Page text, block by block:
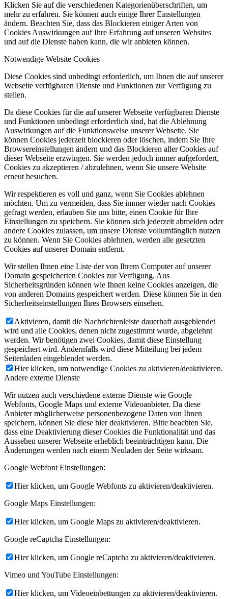
Klicken Sie auf die verschiedenen Kategorienüberschriften, um
mehr zu erfahren. Sie können auch einige Ihrer Einstellungen
ändern. Beachten Sie, dass das Blockieren einiger Arten von
Cookies Auswirkungen auf Ihre Erfahrung auf unseren Websites
und auf die Dienste haben kann, die wir anbieten können.
Notwendige Website Cookies
Diese Cookies sind unbedingt erforderlich, um Ihnen die auf unserer
Webseite verfügbaren Dienste und Funktionen zur Verfügung zu
stellen.
Da diese Cookies für die auf unserer Webseite verfügbaren Dienste
und Funktionen unbedingt erforderlich sind, hat die Ablehnung
Auswirkungen auf die Funktionsweise unserer Webseite. Sie
können Cookies jederzeit blockieren oder löschen, indem Sie Ihre
Browsereinstellungen ändern und das Blockieren aller Cookies auf
dieser Webseite erzwingen. Sie werden jedoch immer aufgefordert,
Cookies zu akzeptieren / abzulehnen, wenn Sie unsere Website
erneut besuchen.
Wir respektieren es voll und ganz, wenn Sie Cookies ablehnen
möchten. Um zu vermeiden, dass Sie immer wieder nach Cookies
gefragt werden, erlauben Sie uns bitte, einen Cookie für Ihre
Einstellungen zu speichern. Sie können sich jederzeit abmelden oder
andere Cookies zulassen, um unsere Dienste vollumfänglich nutzen
zu können. Wenn Sie Cookies ablehnen, werden alle gesetzten
Cookies auf unserer Domain entfernt.
Wir stellen Ihnen eine Liste der von Ihrem Computer auf unserer
Domain gespeicherten Cookies zur Verfügung. Aus
Sicherheitsgründen können wie Ihnen keine Cookies anzeigen, die
von anderen Domains gespeichert werden. Diese können Sie in den
Sicherheitseinstellungen Ihres Browsers einsehen.
Aktivieren, damit die Nachrichtenleiste dauerhaft ausgeblendet
wird und alle Cookies, denen nicht zugestimmt wurde, abgelehnt
werden. Wir benötigen zwei Cookies, damit diese Einstellung
gespeichert wird. Andernfalls wird diese Mitteilung bei jedem
Seitenladen eingeblendet werden.
Hier klicken, um notwendige Cookies zu aktivieren/deaktivieren.
Andere externe Dienste
Wir nutzen auch verschiedene externe Dienste wie Google
Webfonts, Google Maps und externe Videoanbieter. Da diese
Anbieter möglicherweise personenbezogene Daten von Ihnen
speichern, können Sie diese hier deaktivieren. Bitte beachten Sie,
dass eine Deaktivierung dieser Cookies die Funktionalität und das
Aussehen unserer Webseite erheblich beeinträchtigen kann. Die
Änderungen werden nach einem Neuladen der Seite wirksam.
Google Webfont Einstellungen:
Hier klicken, um Google Webfonts zu aktivieren/deaktivieren.
Google Maps Einstellungen:
Hier klicken, um Google Maps zu aktivieren/deaktivieren.
Google reCaptcha Einstellungen:
Hier klicken, um Google reCaptcha zu aktivieren/deaktivieren.
Vimeo und YouTube Einstellungen:
Hier klicken, um Videoeinbettungen zu aktivieren/deaktivieren.